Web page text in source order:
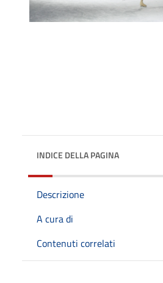
INDICE DELLA PAGINA
Descrizione
A cura di
Contenuti correlati